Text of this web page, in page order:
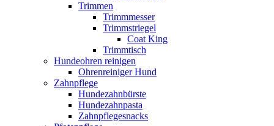
Trimmen
Trimmmesser
Trimmstriegel
Coat King
Trimmtisch
Hundeohren reinigen
Ohrenreiniger Hund
Zahnpflege
Hundezahnbürste
Hundezahnpasta
Zahnpflegesnacks